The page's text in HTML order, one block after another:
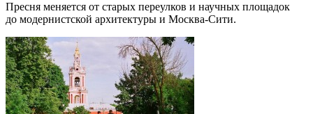
Пресня меняется от старых переулков и научных площадок
до модернистской архитектуры и Москва-Сити.